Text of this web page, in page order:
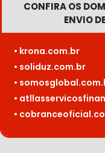
CONFIRA OS
ENVIO
• krona.com.br
• soliduz.com.br
•
•
•